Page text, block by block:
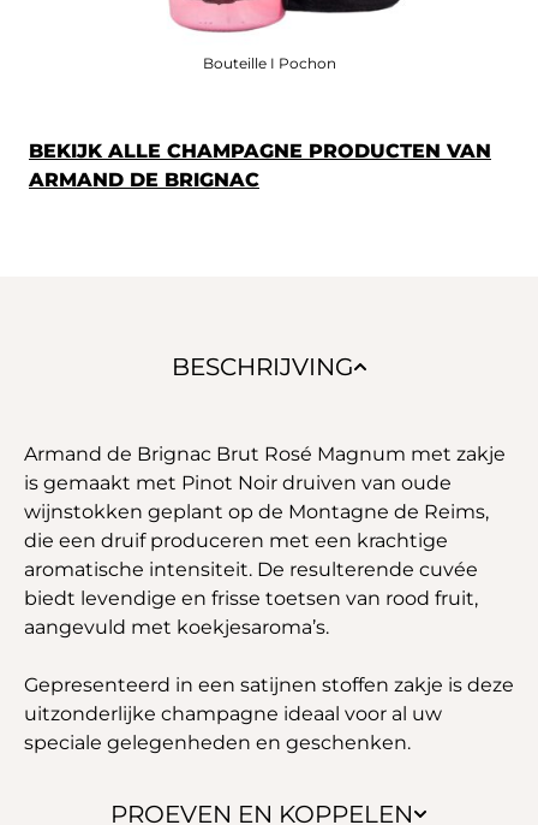
Bouteille I Pochon
BEKIJK ALLE CHAMPAGNE PRODUCTEN VAN
ARMAND DE BRIGNAC
BESCHRIJVING
PROEVEN EN KOPPELEN
Armand de Brignac Brut Rosé Magnum met zakje
is gemaakt met Pinot Noir druiven van oude
wijnstokken geplant op de Montagne de Reims,
die een druif produceren met een krachtige
aromatische intensiteit. De resulterende cuvée
biedt levendige en frisse toetsen van rood fruit,
aangevuld met koekjesaroma’s.
Gepresenteerd in een satijnen stoffen zakje is deze
uitzonderlijke champagne ideaal voor al uw
speciale gelegenheden en geschenken.